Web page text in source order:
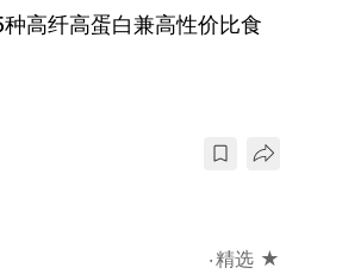
高纤高蛋白兼高性价比食
精选 ★